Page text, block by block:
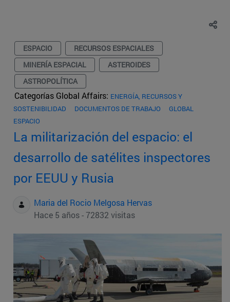
ESPACIO
RECURSOS ESPACIALES
MINERÍA ESPACIAL
ASTEROIDES
ASTROPOLÍTICA
Categorías Global Affairs: ENERGÍA, RECURSOS Y
SOSTENIBILIDAD
DOCUMENTOS DE TRABAJO
GLOBAL
ESPACIO
La militarización del espacio: el
desarrollo de satélites inspectores
por EEUU y Rusia
Maria del Rocio Melgosa Hervas
Hace 5 años - 72832 visitas